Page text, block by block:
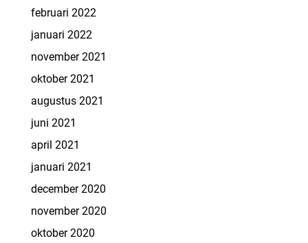
februari 2022
januari 2022
november 2021
oktober 2021
augustus 2021
juni 2021
april 2021
januari 2021
december 2020
november 2020
oktober 2020